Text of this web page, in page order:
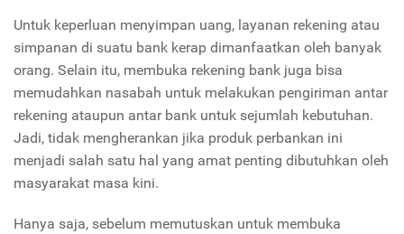
Untuk keperluan menyimpan uang, layanan rekening atau
simpanan di suatu bank kerap dimanfaatkan oleh banyak
orang. Selain itu, membuka rekening bank juga bisa
memudahkan nasabah untuk melakukan pengiriman antar
rekening ataupun antar bank untuk sejumlah kebutuhan.
Jadi, tidak mengherankan jika produk perbankan ini
menjadi salah satu hal yang amat penting dibutuhkan oleh
masyarakat masa kini.
Hanya saja, sebelum memutuskan untuk membuka